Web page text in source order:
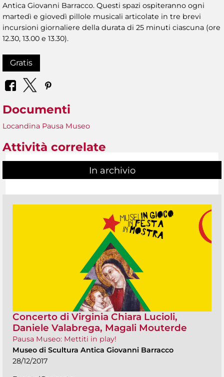
Antica Giovanni Barracco. Questi spazi ospiteranno ogni
martedì e giovedì pillole musicali articolate in tre brevi
incursioni giornaliere della durata di 25 minuti ciascuna (ore
12.30, 13.00 e 13.30).
Gratis
Documenti
Locandina Pausa Museo
Attività correlate
In archivio
Concerto di Virginia Chiara Lucioli,
Daniele Valabrega, Magali Mouterde
Pausa Museo: Mettiti in play!
Museo di Scultura Antica Giovanni Barracco
28/12/2017